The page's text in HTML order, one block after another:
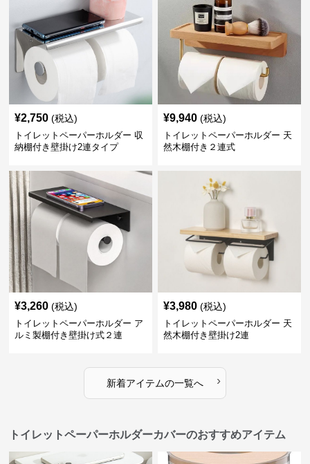
¥2,750 (税込)
トイレットペーパーホルダー 収
納棚付き壁掛け2連タイプ
¥9,940 (税込)
トイレットペーパーホルダー 天
然木棚付き２連式
¥3,260 (税込)
トイレットペーパーホルダー ア
ルミ製棚付き壁掛け式２連
¥3,980 (税込)
トイレットペーパーホルダー 天
然木棚付き壁掛け2連
新着アイテムの一覧へ ›
トイレットペーパーホルダーカバーのおすすめアイテム